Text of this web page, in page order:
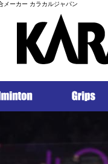
メーカー カラカルジャパン